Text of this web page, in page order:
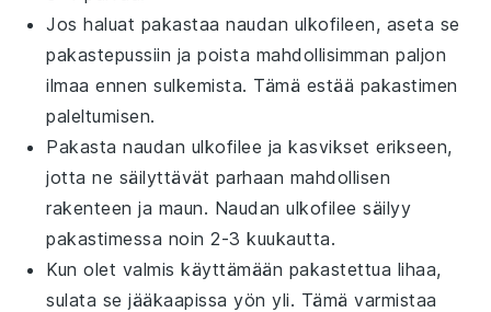
Jos haluat pakastaanaudan ulkofileen, aseta se
pakastepussiin ja poista mahdollisimman paljon
ilmaa ennen sulkemista. Tämä estää pakastimen
paleltumisen.
Pakastanaudan ulkofilee jakasvikset erikseen,
jotta ne säilyttävät parhaan mahdollisen
rakenteen ja maun. Naudan ulkofilee säilyy
pakastimessa noin 2-3 kuukautta.
Kun olet valmis käyttämään pakastettua lihaa,
sulata se jääkaapissa yön yli. Tämä varmistaa